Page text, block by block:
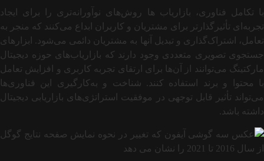
با تکامل فناوری، بازاریاب ها روش‌های نوآورانه‌تری را برای ایجاد
تجربه‌ای تأثیرگذارتر برای مشتریان و کاربران ابداع می‌کنند که منجر به
تعامل، اشتراک‌گذاری و تبدیل آنها به مشتریان دائمی می‌شود. ابزارهای
جستجوی تصویری متعددی وجود دارند که بازاریاب‌های حوزه دیجیتال
مارکتینگ می‌توانند از آن‌ها برای ارتقای تجربه کاربری و افزایش تعامل
با محتوا و برند استفاده کنند. شناخت و به‌کارگیری این فناوری‌ها
می‌تواند تأثیر قابل توجهی در موفقیت استراتژی‌های بازاریابی دیجیتال
داشته باشد.